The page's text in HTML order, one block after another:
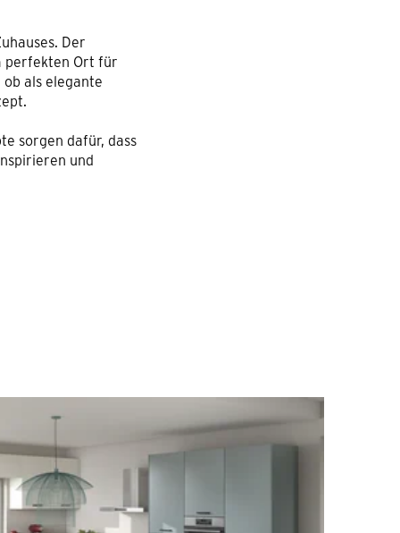
Der
perfekten Ort für
als elegante
sorgen dafür, dass
und